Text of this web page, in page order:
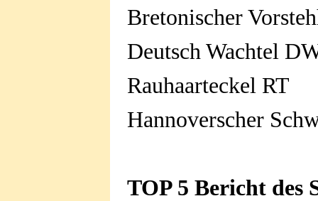
Bretonischer
Deutsch
Hannoverscher
TOP 5 Bericht des